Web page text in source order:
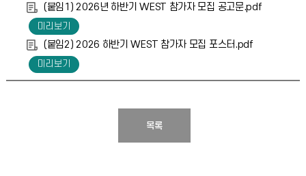
(붙임1) 2026년 하반기 WEST 참가자 모집 공고문.pdf
(붙임2) 2026 하반기 WEST 참가자 모집 포스터.pdf
목록